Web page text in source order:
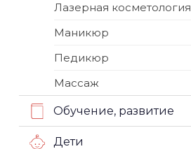
Лазерная косметология
Маникюр
Педикюр
Массаж
Обучение, развитие
Дети